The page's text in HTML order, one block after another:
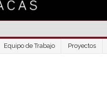
Equipo de Trabajo Proyectos